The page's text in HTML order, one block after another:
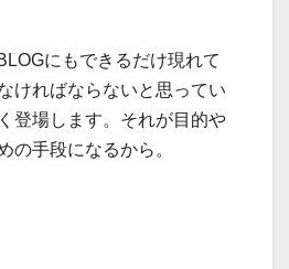
にもできるだけ現れて
ければならないと思ってい
登場します。それが目的や
の手段になるから。